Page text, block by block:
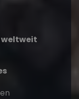
weltweit